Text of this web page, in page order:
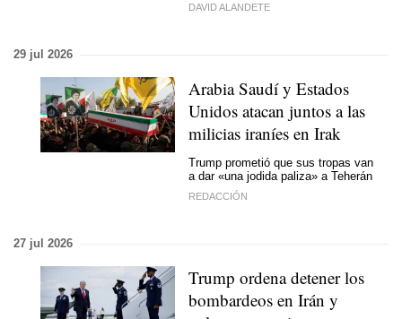
DAVID ALANDETE
29 jul 2026
Arabia Saudí y Estados
Unidos atacan juntos a las
milicias iraníes en Irak
Trump prometió que sus tropas van
a dar «una jodida paliza» a Teherán
REDACCIÓN
27 jul 2026
Trump ordena detener los
bombardeos en Irán y